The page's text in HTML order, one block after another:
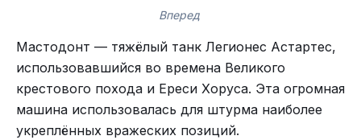
- 60-тонн (по проекту 40)
Двигатели - 2*240 лошадей(по некоторым
источникам 250 л.с., что погоды не делает),
авиационные, поршневые "Майбах", по одним
данным трофейные, по другим закупленные.
Экипаж- 15 чел.
Вперед
Мастодонт — тяжёлый танк Легионес Астартес,
использовавшийся во времена Великого
крестового похода и Ереси Хоруса. Эта огромная
машина использовалась для штурма наиболее
укреплённых вражеских позиций.